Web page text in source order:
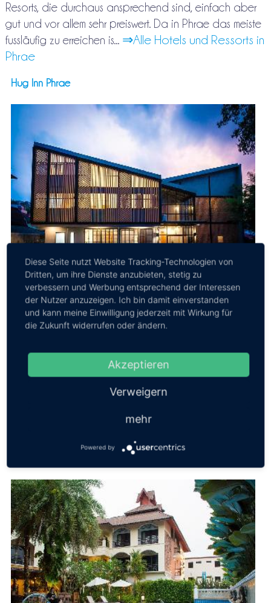
Resorts, die durchaus ansprechend sind, einfach aber
gut und vor allem sehr preiswert. Da in Phrae das meiste
fussläufig zu erreichen is... ⇒Alle Hotels und Ressorts in
Phrae
Hug Inn Phrae
Hotel Zentrum
Erst 2018 hat das Hug Inn Phrae Hotel seine Pforten
stylisches Design. Das Hotel liegt fas...
Wertung
9,8
Diese Seite nutzt Website Tracking-Technologien von
Dritten, um ihre Dienste anzubieten, stetig zu
verbessern und Werbung entsprechend der Interessen
der Nutzer anzuzeigen. Ich bin damit einverstanden
und kann meine Einwilligung jederzeit mit Wirkung für
die Zukunft widerrufen oder ändern.
Akzeptieren
Verweigern
mehr
Powered by